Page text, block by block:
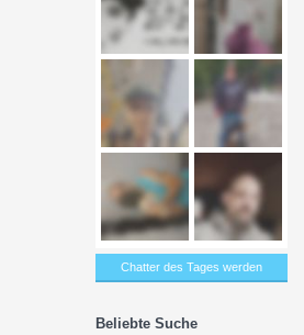
Chatter des Tages werden
Beliebte Suche